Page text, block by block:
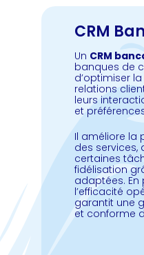
CRM
Un CRM
banques de
d’optimiser
relations
leurs
et
Il améliore la
des services,
certaines
fidélisation
adaptées. En
l’efficacité
garantit une
et conforme